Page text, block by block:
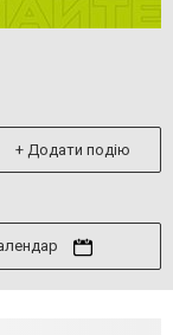
+ Додати подію